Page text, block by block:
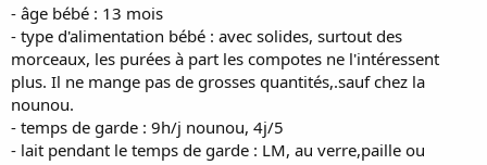
- âge bébé : 13 mois
- type d'alimentation bébé : avec solides, surtout des
morceaux, les purées à part les compotes ne l'intéressent
plus. Il ne mange pas de grosses quantités,.sauf chez la
nounou.
- temps de garde : 9h/j nounou, 4j/5
- lait pendant le temps de garde : LM, au verre,paille ou